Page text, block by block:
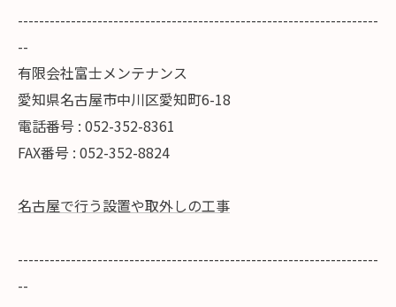
--------------------------------------------------------------------
--
有限会社富士メンテナンス
愛知県名古屋市中川区愛知町6-18
電話番号 : 052-352-8361
FAX番号 : 052-352-8824
名古屋で行う設置や取外しの工事
--------------------------------------------------------------------
--